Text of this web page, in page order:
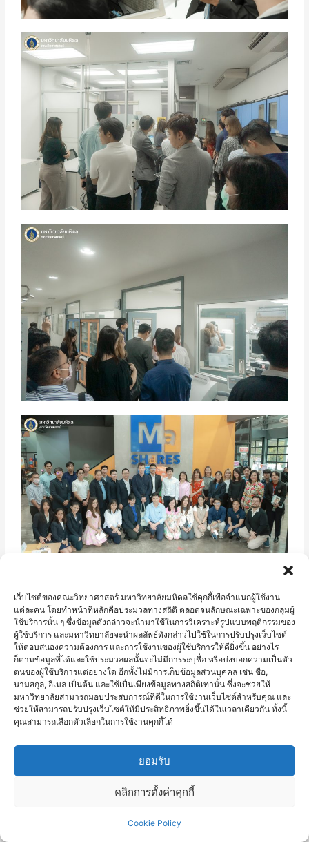
เว็บไซต์ของคณะวิทยาศาสตร์ มหาวิทยาลัยมหิดลใช้คุกกี้เพื่อจำแนกผู้ใช้งาน
แต่ละคน โดยทำหน้าที่หลักคือประมวลทางสถิติ ตลอดจนลักษณะเฉพาะของกลุ่มผู้
ใช้บริการนั้น ๆ ซึ่งข้อมูลดังกล่าวจะนำมาใช้ในการวิเคราะห์รูปแบบพฤติกรรมของ
ผู้ใช้บริการ และมหาวิทยาลัยจะนำผลลัพธ์ดังกล่าวไปใช้ในการปรับปรุงเว็บไซต์
ให้ตอบสนองความต้องการ และการใช้งานของผู้ใช้บริการให้ดียิ่งขึ้น อย่างไร
ก็ตามข้อมูลที่ได้และใช้ประมวลผลนั้นจะไม่มีการระบุชื่อ หรือบ่งบอกความเป็นตัว
ตนของผู้ใช้บริการแต่อย่างใด อีกทั้งไม่มีการเก็บข้อมูลส่วนบุคคล เช่น ชื่อ,
นามสกุล, อีเมล เป็นต้น และใช้เป็นเพียงข้อมูลทางสถิติเท่านั้น ซึ่งจะช่วยให้
มหาวิทยาลัยสามารถมอบประสบการณ์ที่ดีในการใช้งานเว็บไซต์สำหรับคุณ และ
ช่วยให้สามารถปรับปรุงเว็บไซต์ให้มีประสิทธิภาพยิ่งขึ้นได้ในเวลาเดียวกัน ทั้งนี้
คุณสามารถเลือกตัวเลือกในการใช้งานคุกกี้ได้
ยอมรับ
คลิกการตั้งค่าคุกกี้
Cookie Policy